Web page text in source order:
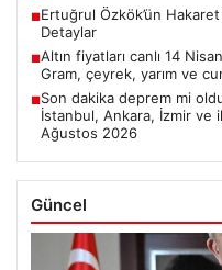
■Ertuğrul Özkök’ün
Detaylar
■Altın fiyatları canlı 14
Gram, çeyrek, yarım ve
■Son dakika deprem mi
İstanbul, Ankara, İzmir ve
Ağustos 2026
Güncel